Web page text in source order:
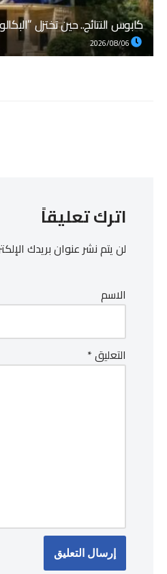
كابوس النتائج.. حين تختزل “البكالوريا” 12 عاماً من
اترك تعليقاً
لن يتم نشر عنوان بريدك
الاسم
التعليق*